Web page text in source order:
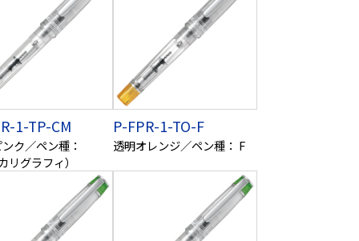
1-TP-CM
ク／ペン種：
リグラフィ）
P-FPR-1-TO-F
透明オレンジ／ペン種： F